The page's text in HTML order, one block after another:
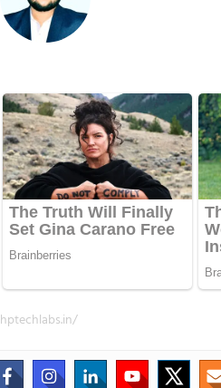
hptechlabs.in/